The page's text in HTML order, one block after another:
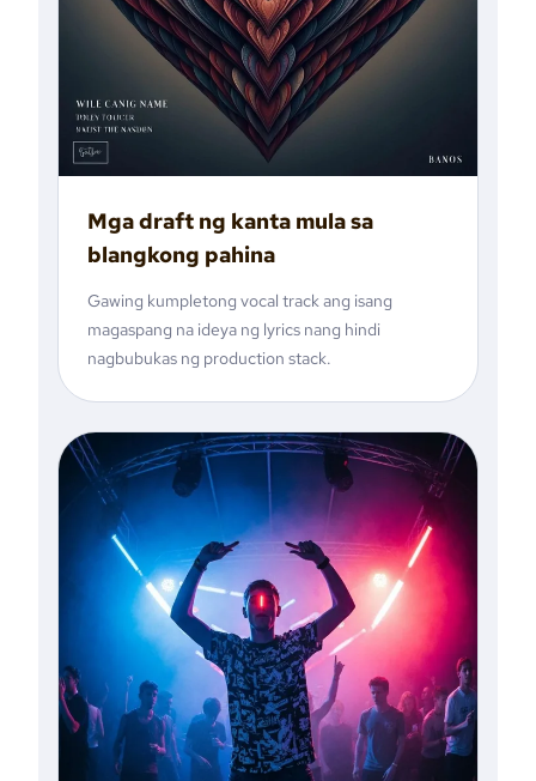
Mga draft ng kanta mula sa
blangkong pahina
Gawing kumpletong vocal track ang isang
magaspang na ideya ng lyrics nang hindi
nagbubukas ng production stack.